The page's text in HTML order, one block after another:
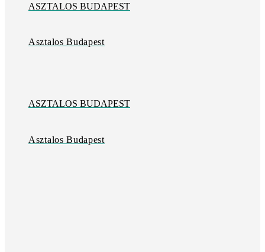
ASZTALOS BUDAPEST
Asztalos Budapest
ASZTALOS BUDAPEST
Asztalos Budapest